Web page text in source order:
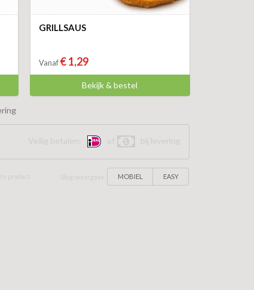
GRILLSAUS
Vanaf € 1,29
Bekijk & bestel
Veilig betalen: of bij levering
product Shop weergave: MOBIEL EASY